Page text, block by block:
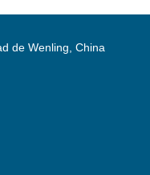
de Wenling, China